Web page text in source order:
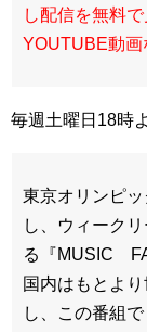
し配信を無料
YOUTUBE動画
毎週土曜日18時
東京オリンピ
し、ウィーク
る『MUSIC
国内はもとよ
し、この番組